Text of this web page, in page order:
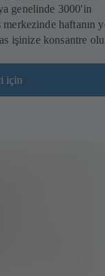
genelinde 3000'in
haftanın
işinize konsantre
için